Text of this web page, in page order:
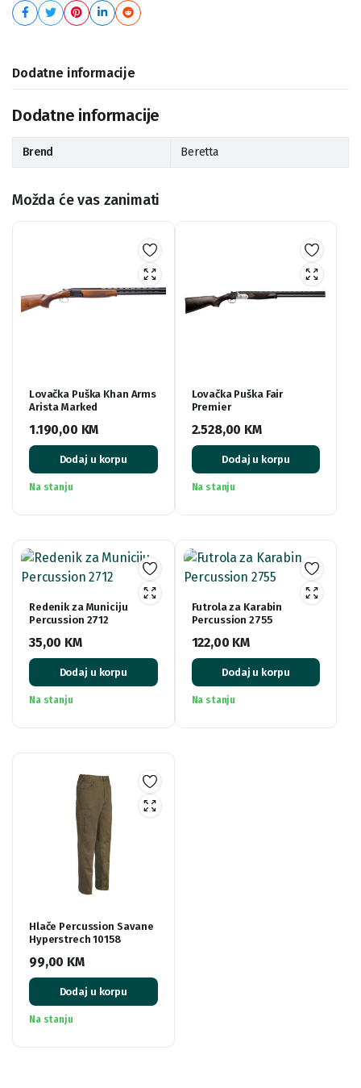
Dodatne informacije
Dodatne informacije
Brend Beretta
Možda će vas zanimati
Lovačka Puška Khan Arms
Arista Marked
1.190,00 KM
Dodaj u korpu
Na stanju
Lovačka Puška Fair
Premier
2.528,00 KM
Dodaj u korpu
Na stanju
Redenik za Municiju
Percussion 2712
35,00 KM
Dodaj u korpu
Na stanju
Futrola za Karabin
Percussion 2755
122,00 KM
Dodaj u korpu
Na stanju
Hlače Percussion Savane
Hyperstrech 10158
99,00 KM
Dodaj u korpu
Na stanju